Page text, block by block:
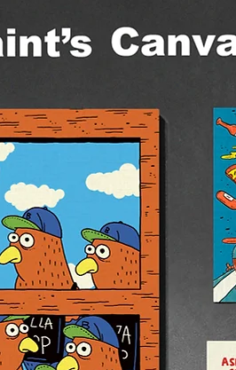
※JCBカードのお客様へ
❷お名前フルネーム
❸〒ご住所
❹お電話番号
をご明記の上、ご連絡ください。
https://www.instagram.com/the_b_mart/